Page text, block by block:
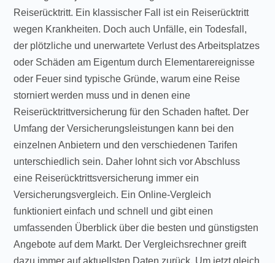
Reiserücktritt. Ein klassischer Fall ist ein Reiserücktritt
wegen Krankheiten. Doch auch Unfälle, ein Todesfall,
der plötzliche und unerwartete Verlust des Arbeitsplatzes
oder Schäden am Eigentum durch Elementarereignisse
oder Feuer sind typische Gründe, warum eine Reise
storniert werden muss und in denen eine
Reiserücktrittversicherung für den Schaden haftet. Der
Umfang der Versicherungsleistungen kann bei den
einzelnen Anbietern und den verschiedenen Tarifen
unterschiedlich sein. Daher lohnt sich vor Abschluss
eine Reiserücktrittsversicherung immer ein
Versicherungsvergleich. Ein Online-Vergleich
funktioniert einfach und schnell und gibt einen
umfassenden Überblick über die besten und günstigsten
Angebote auf dem Markt. Der Vergleichsrechner greift
dazu immer auf aktuellsten Daten zurück. Um jetzt gleich